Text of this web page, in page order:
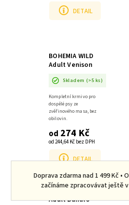
Doprava zdarma nad 1 499 Kč •
začínáme zpracovávat ještě
DETAIL
BOHEMIA WILD
Adult Venison
Skladem (>5 ks)
od 244,64 Kč bez DPH
od 274 Kč
DETAIL
Kompletní krmivo pro
dospělé psy ze
zvěřinového masa, bez
obilovin.
BOHEMIA COLD
Adult Buffalo